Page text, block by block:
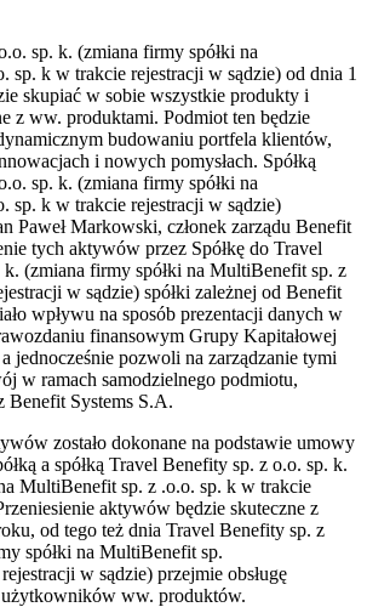
sp. k. (zmiana firmy spółki na
sp. k w trakcie rejestracji w sądzie) od dnia 1
skupiać w sobie wszystkie produkty i
z ww. produktami. Podmiot ten będzie
budowaniu portfela klientów,
i nowych pomysłach. Spółką
sp. k. (zmiana firmy spółki na
sp. k w trakcie rejestracji w sądzie)
Paweł Markowski, członek zarządu Benefit
tych aktywów przez Spółkę do Travel
(zmiana firmy spółki na MultiBenefit sp. z
w sądzie) spółki zależnej od Benefit
wpływu na sposób prezentacji danych w
finansowym Grupy Kapitałowej
jednocześnie pozwoli na zarządzanie tymi
w ramach samodzielnego podmiotu,
Benefit Systems S.A.
zostało dokonane na podstawie umowy
a spółką Travel Benefity sp. z o.o. sp. k.
MultiBenefit sp. z .o.o. sp. k w trakcie
aktywów będzie skuteczne z
od tego też dnia Travel Benefity sp. z
spółki na MultiBenefit sp.
w sądzie) przejmie obsługę
ww. produktów.